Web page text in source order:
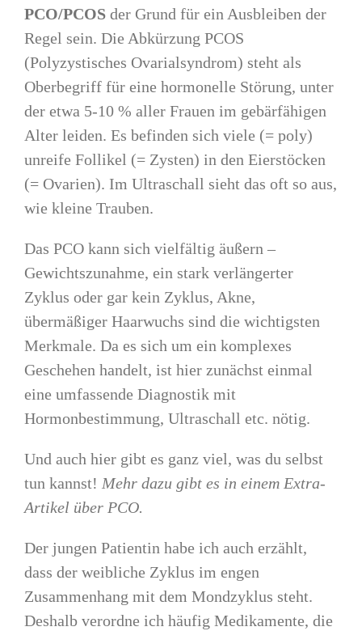
PCO/PCOS der Grund für ein Ausbleiben der
Regel sein. Die Abkürzung PCOS
(Polyzystisches Ovarialsyndrom) steht als
Oberbegriff für eine hormonelle Störung, unter
der etwa 5-10 % aller Frauen im gebärfähigen
Alter leiden. Es befinden sich viele (= poly)
unreife Follikel (= Zysten) in den Eierstöcken
(= Ovarien). Im Ultraschall sieht das oft so aus,
wie kleine Trauben.
Das PCO kann sich vielfältig äußern –
Gewichtszunahme, ein stark verlängerter
Zyklus oder gar kein Zyklus, Akne,
übermäßiger Haarwuchs sind die wichtigsten
Merkmale. Da es sich um ein komplexes
Geschehen handelt, ist hier zunächst einmal
eine umfassende Diagnostik mit
Hormonbestimmung, Ultraschall etc. nötig.
Und auch hier gibt es ganz viel, was du selbst
tun kannst! Mehr dazu gibt es in einem Extra-
Artikel über PCO.
Der jungen Patientin habe ich auch erzählt,
dass der weibliche Zyklus im engen
Zusammenhang mit dem Mondzyklus steht.
Deshalb verordne ich häufig Medikamente, die